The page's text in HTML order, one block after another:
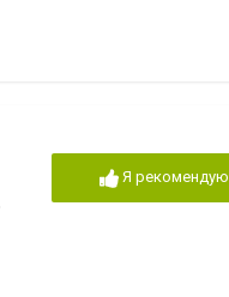
Я рекомендую